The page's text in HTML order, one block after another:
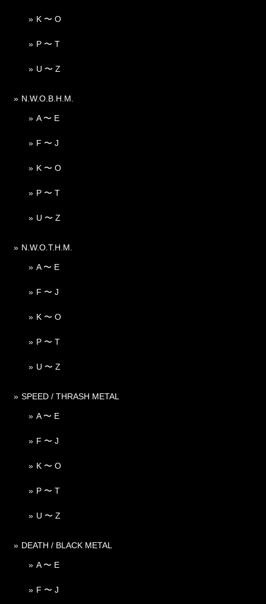
K 〜 O
P 〜 T
U 〜 Z
N.W.O.B.H.M.
A 〜 E
F 〜 J
K 〜 O
P 〜 T
U 〜 Z
N.W.O.T.H.M.
A 〜 E
F 〜 J
K 〜 O
P 〜 T
U 〜 Z
SPEED / THRASH METAL
A 〜 E
F 〜 J
K 〜 O
P 〜 T
U 〜 Z
DEATH / BLACK METAL
A 〜 E
F 〜 J